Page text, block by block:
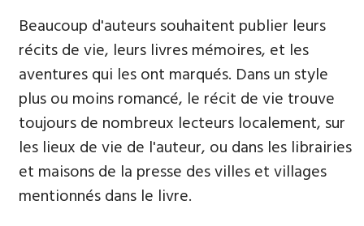
Beaucoup d'auteurs souhaitent publier leurs
récits de vie, leurs livres mémoires, et les
aventures qui les ont marqués. Dans un style
plus ou moins romancé, le récit de vie trouve
toujours de nombreux lecteurs localement, sur
les lieux de vie de l'auteur, ou dans les librairies
et maisons de la presse des villes et villages
mentionnés dans le livre.